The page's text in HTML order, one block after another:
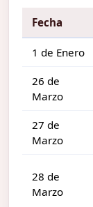
Fecha
1 de Enero
26 de
Marzo
27 de
Marzo
28 de
Marzo